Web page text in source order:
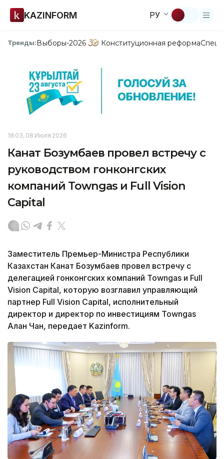
KAZINFORM РУ
Тренды:Выборы-2026 Конституционная реформа
18:03, 08 Июля 2026
Канат Бозумбаев провел встречу с
руководством гонконгских
компаний Towngas и Full Vision
Capital
Заместитель Премьер-Министра Республики
Казахстан Канат Бозумбаев провел встречу с
делегацией гонконгских компаний Towngas и Full
Vision Capital, которую возглавил управляющий
партнер Full Vision Capital, исполнительный
директор и директор по инвестициям Towngas
Алан Чан, передает Kazinform.